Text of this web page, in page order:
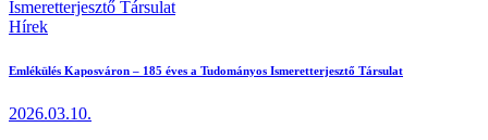
Hírek
Emlékülés Kaposváron – 185 éves a Tudományos Ismeretterjesztő Társulat
2026.03.10.